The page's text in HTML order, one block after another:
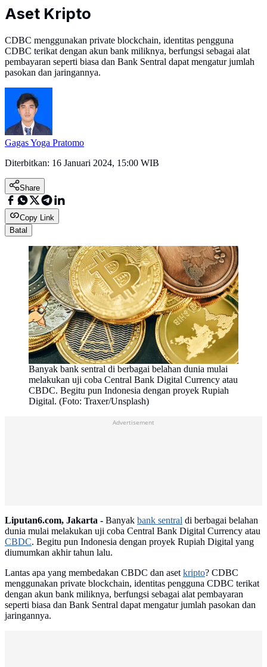
Aset Kripto
CDBC menggunakan private blockchain, identitas pengguna
CDBC terikat dengan akun bank miliknya, berfungsi sebagai alat
pembayaran seperti biasa dan Bank Sentral dapat mengatur jumlah
pasokan dan jaringannya.
Gagas Yoga Pratomo
Diterbitkan: 16 Januari 2024, 15:00 WIB
Share
Copy Link
Batal
Banyak bank sentral di berbagai belahan dunia mulai
melakukan uji coba Central Bank Digital Currency atau
CBDC. Begitu pun Indonesia dengan proyek Rupiah
Digital. (Foto: Traxer/Unsplash)
Liputan6.com, Jakarta - Banyak bank sentral di berbagai belahan
dunia mulai melakukan uji coba Central Bank Digital Currency atau
CBDC. Begitu pun Indonesia dengan proyek Rupiah Digital yang
diumumkan akhir tahun lalu.
Lantas apa yang membedakan CBDC dan asetkripto? CDBC
menggunakan private blockchain, identitas pengguna CDBC terikat
dengan akun bank miliknya, berfungsi sebagai alat pembayaran
seperti biasa dan Bank Sentral dapat mengatur jumlah pasokan dan
jaringannya.